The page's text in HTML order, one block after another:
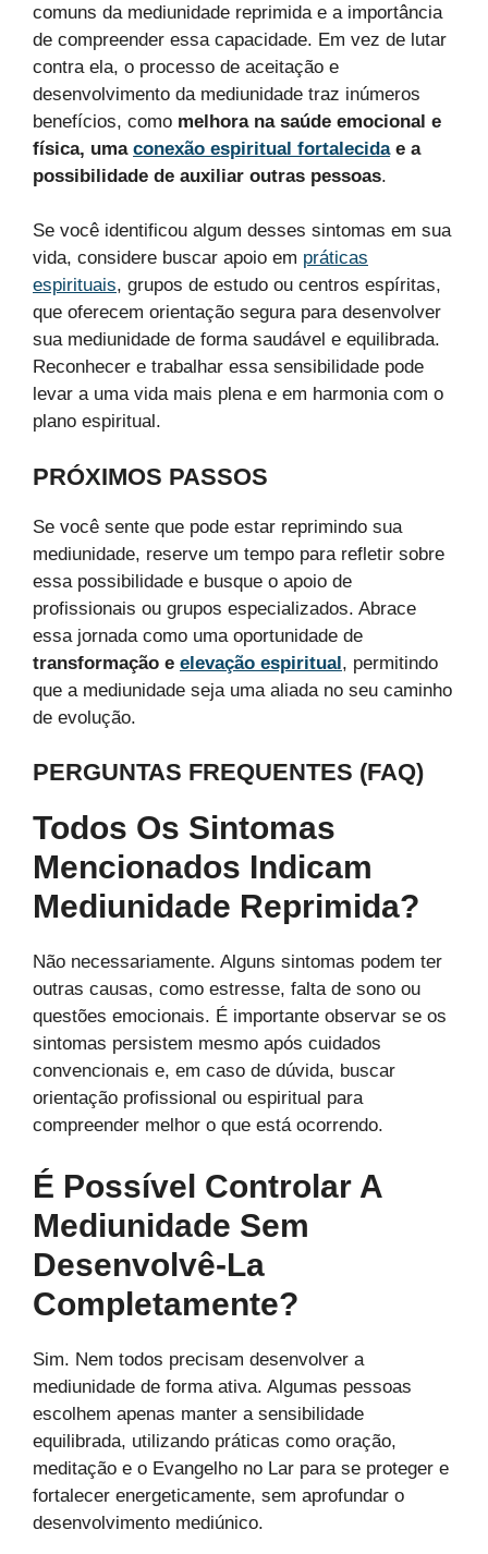
comuns da mediunidade reprimida e a importância
de compreender essa capacidade. Em vez de lutar
contra ela, o processo de aceitação e
desenvolvimento da mediunidade traz inúmeros
benefícios, como melhora na saúde emocional e
física, uma conexão espiritual fortalecidae a
possibilidade de auxiliar outras pessoas.
Se você identificou algum desses sintomas em sua
vida, considere buscar apoio em práticas
espirituais, grupos de estudo ou centros espíritas,
que oferecem orientação segura para desenvolver
sua mediunidade de forma saudável e equilibrada.
Reconhecer e trabalhar essa sensibilidade pode
levar a uma vida mais plena e em harmonia com o
plano espiritual.
PRÓXIMOS PASSOS
Se você sente que pode estar reprimindo sua
mediunidade, reserve um tempo para refletir sobre
essa possibilidade e busque o apoio de
profissionais ou grupos especializados. Abrace
essa jornada como uma oportunidade de
transformação e elevação espiritual, permitindo
que a mediunidade seja uma aliada no seu caminho
de evolução.
PERGUNTAS FREQUENTES (FAQ)
Todos Os Sintomas
Mencionados Indicam
Mediunidade Reprimida?
Não necessariamente. Alguns sintomas podem ter
outras causas, como estresse, falta de sono ou
questões emocionais. É importante observar se os
sintomas persistem mesmo após cuidados
convencionais e, em caso de dúvida, buscar
orientação profissional ou espiritual para
compreender melhor o que está ocorrendo.
É Possível Controlar A
Mediunidade Sem
Desenvolvê-La
Completamente?
Sim. Nem todos precisam desenvolver a
mediunidade de forma ativa. Algumas pessoas
escolhem apenas manter a sensibilidade
equilibrada, utilizando práticas como oração,
meditação e o Evangelho no Lar para se proteger e
fortalecer energeticamente, sem aprofundar o
desenvolvimento mediúnico.